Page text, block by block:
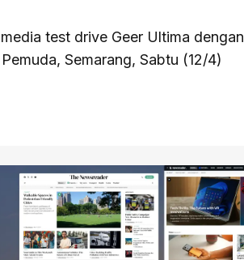
test drive Geer Ultima dengan
Semarang, Sabtu (12/4)